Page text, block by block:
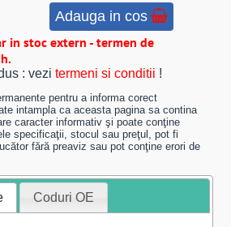
Adauga in cos
in stoc extern - termen de
: vezitermeni si conditii !
pentru a informa corect
intampla ca aceasta pagina sa contina
caracter informativ şi poate conţine
specificaţii, stocul sau preţul, pot fi
fără preaviz sau pot conţine erori de
Coduri OE